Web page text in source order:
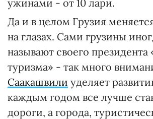
ужинами - от 10 лари.
Да и в целом Грузия
на глазах. Сами грузины
называют своего
туризма» - так много
Саакашвили уделяет
каждым годом все лучше
дороги, а города,